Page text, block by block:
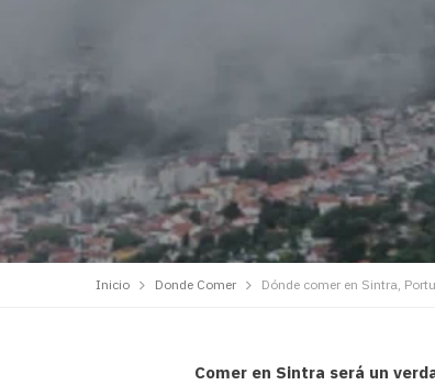
Inicio Donde Comer Dónde comer en Sintra,
Comer en Sintra será un